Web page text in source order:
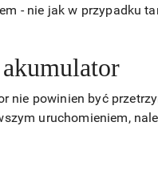
- nie jak w przypadku
nie powinien być
uruchomieniem,